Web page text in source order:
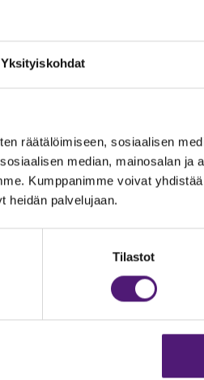
Yksityiskohdat
räätälöimiseen, sosiaalisen
median, mainosalan ja
Kumppanimme voivat
heidän palvelujaan.
Tilastot
Vastuullisuus
Avoimet työpaikat
Anna palautetta
Evästeasetukset